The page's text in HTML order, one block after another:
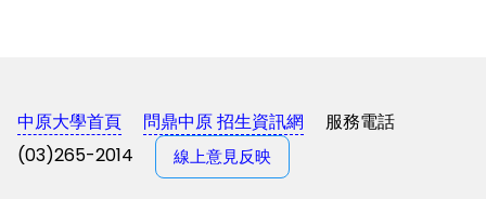
中原大學首頁 問鼎中原 招生資訊網
服務電話
(03)265-2014
線上意見反映